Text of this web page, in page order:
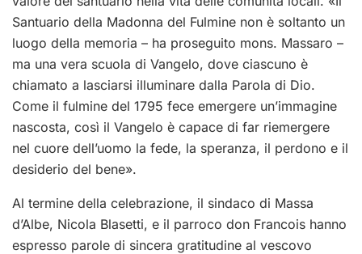
Santuario della Madonna del Fulmine non è soltanto un
luogo della memoria – ha proseguito mons. Massaro –
ma una vera scuola di Vangelo, dove ciascuno è
chiamato a lasciarsi illuminare dalla Parola di Dio.
Come il fulmine del 1795 fece emergere un’immagine
nascosta, così il Vangelo è capace di far riemergere
nel cuore dell’uomo la fede, la speranza, il perdono e il
desiderio del bene».
Al termine della celebrazione, il sindaco di Massa
d’Albe, Nicola Blasetti, e il parroco don Francois hanno
espresso parole di sincera gratitudine al vescovo